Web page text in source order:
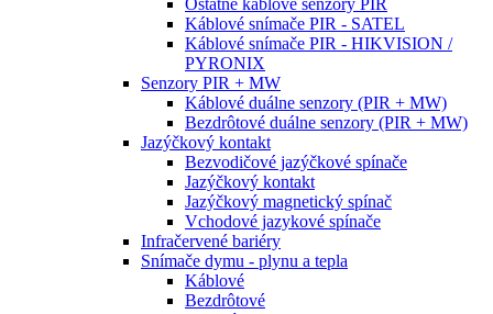
Ostatné káblové senzory PIR
Káblové snímače PIR - SATEL
Káblové snímače PIR - HIKVISION /
PYRONIX
Senzory PIR + MW
Káblové duálne senzory (PIR + MW)
Bezdrôtové duálne senzory (PIR + MW)
Jazýčkový kontakt
Bezvodičové jazýčkové spínače
Jazýčkový kontakt
Jazýčkový magnetický spínač
Vchodové jazykové spínače
Infračervené bariéry
Snímače dymu - plynu a tepla
Káblové
Bezdrôtové